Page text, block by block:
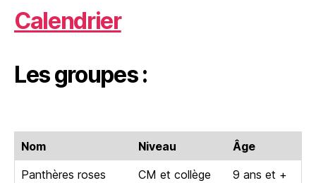
Calendrier
Les groupes :
Nom Niveau
Âge
Panthères roses
CM et collège
9 ans et +